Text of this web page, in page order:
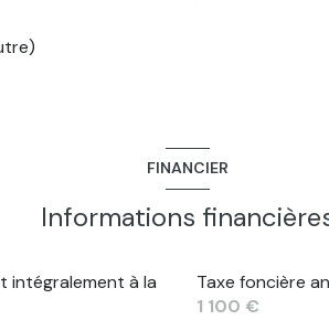
FINANCIER
Informations
intégralement à la
Taxe foncière
1 100 €